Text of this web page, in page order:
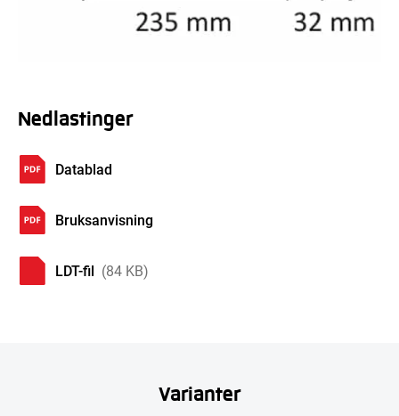
Nedlastinger
Datablad
Bruksanvisning
LDT-fil (84 KB)
Varianter